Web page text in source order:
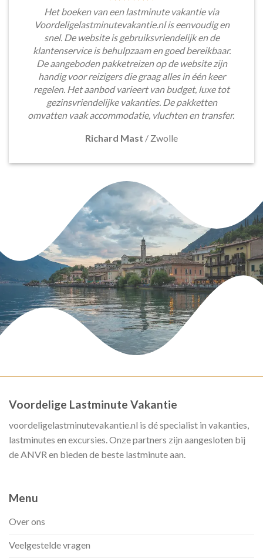
Het boeken van een lastminute vakantie via
Voordeligelastminutevakantie.nl is eenvoudig en
snel. De website is gebruiksvriendelijk en de
klantenservice is behulpzaam en goed bereikbaar.
De aangeboden pakketreizen op de website zijn
handig voor reizigers die graag alles in één keer
regelen. Het aanbod varieert van budget, luxe tot
gezinsvriendelijke vakanties. De pakketten
omvatten vaak accommodatie, vluchten en transfer.
Richard Mast / Zwolle
Voordelige Lastminute Vakantie
voordeligelastminutevakantie.nl is dé specialist in vakanties,
lastminutes en excursies. Onze partners zijn aangesloten bij
de ANVR en bieden de beste lastminute aan.
Menu
Over ons
Veelgestelde vragen